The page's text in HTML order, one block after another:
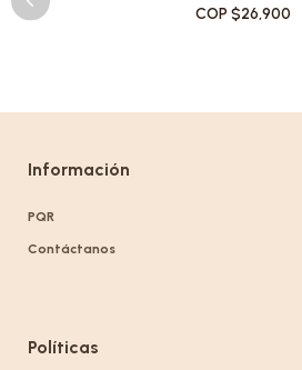
COP $26,900
Información
PQR
Contáctanos
Políticas